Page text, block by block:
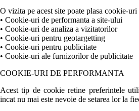
O vizita pe acest site poate plasa cookie-
• Cookie-uri de performanta a site-ului
• Cookie-uri de analiza a vizitatorilor
• Cookie-uri pentru geotargetting
• Cookie-uri pentru publicitate
• Cookie-uri ale furnizorilor de publicitate
COOKIE-URI DE PERFORMANTA
Acest tip de cookie retine preferintele
incat nu mai este nevoie de setarea lor la